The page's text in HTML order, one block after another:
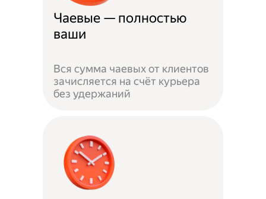
Чаевые — полностью
ваши
Вся сумма чаевых от клиентов
зачисляется на счёт курьера
без удержаний